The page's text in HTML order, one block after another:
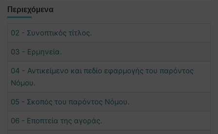
Περιεχόμενα
02 - Συνοπτικός τίτλος.
03 - Ερμηνεία.
04 - Αντικείμενο και πεδίο εφαρμογής του παρόντος
Νόμου.
05 - Σκοπός του παρόντος Νόμου.
06 - Εποπτεία της αγοράς.